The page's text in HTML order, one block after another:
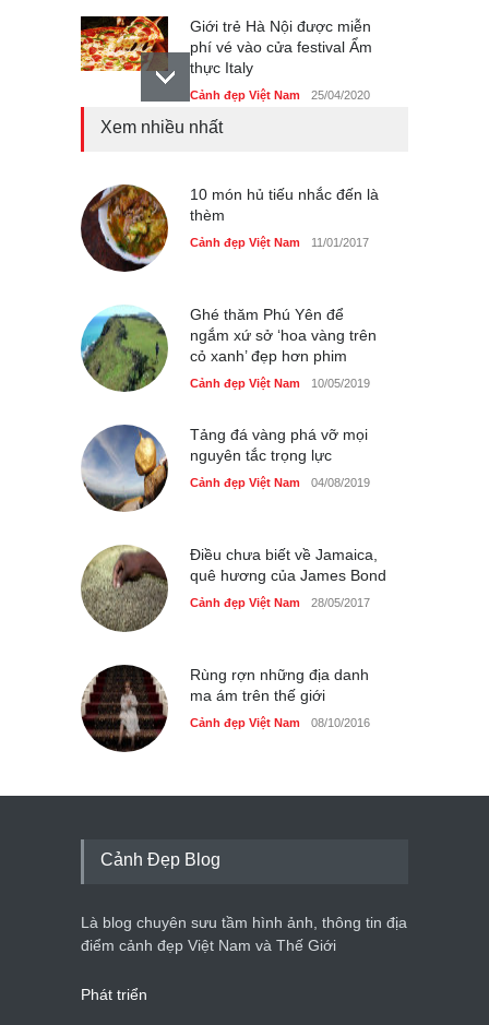
Giới trẻ Hà Nội được miễn
phí vé vào cửa festival Ẩm
thực Italy
Cảnh đẹp Việt Nam 25/04/2020
Cảnh đẹp Việt Nam 25/04/2020
Bán đảo Sơn Trà sẽ là khu
Xem nhiều nhất
10 món hủ tiếu nhắc đến là
thèm
Cảnh đẹp Việt Nam 11/01/2017
Ghé thăm Phú Yên để
ngắm xứ sở ‘hoa vàng trên
cỏ xanh’ đẹp hơn phim
Cảnh đẹp Việt Nam 10/05/2019
Tảng đá vàng phá vỡ mọi
nguyên tắc trọng lực
Cảnh đẹp Việt Nam 04/08/2019
Điều chưa biết về Jamaica,
quê hương của James Bond
Cảnh đẹp Việt Nam 28/05/2017
Rùng rợn những địa danh
ma ám trên thế giới
Cảnh đẹp Việt Nam 08/10/2016
Cảnh Đẹp Blog
Là blog chuyên sưu tầm hình ảnh, thông tin địa
điểm cảnh đẹp Việt Nam và Thế Giới
Phát triển